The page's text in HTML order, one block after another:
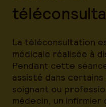
La téléconsultation
médicale réalisée à
Pendant cette
assisté dans
soignant ou
médecin, un infirmier